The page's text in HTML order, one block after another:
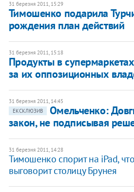
31 березня 2011, 15:29
Тимошенко подарила
рождения план действий
31 березня 2011, 15:18
Продукты в
за их оппозиционных
31 березня 2011, 14:45
ЕКСКЛЮЗИВ
Омельченко:
закон, не подписывая
31 березня 2011, 14:28
Тимошенко спорит на iPad,
выговорит столицу Брунея